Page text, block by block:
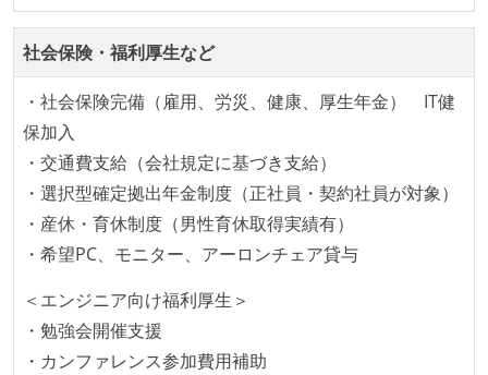
デイリーでスタンドアップミーティング、またはそれ
に準じるチーム内の打ち合わせを行っている
イテレーションの最後などに、定期的にチームでふり
かえりミーティングを行っている
継続的なデプロイ（デリバリー）を行っている
ワークフローの整備
全てのコードをバージョン管理ツールで管理している
各メンバーが実装したコードのマージは Pull Request
ベースで行われる
自動（＝システム化され、1コマンドで実行できる）
ビルド、自動デプロイ環境が整備されている
社会保険・福利厚生など
・社会保険完備（雇用、労災、健康、厚生年金） IT健
保加入
・交通費支給（会社規定に基づき支給）
・選択型確定拠出年金制度（正社員・契約社員が対象）
・産休・育休制度（男性育休取得実績有）
・希望PC、モニター、アーロンチェア貸与
＜エンジニア向け福利厚生＞
・勉強会開催支援
・カンファレンス参加費用補助